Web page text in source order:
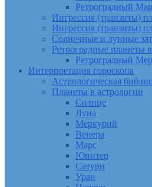
Ретроградный
Ингрессия (транзиты)
Ингрессия (транзиты)
Солнечные и лунные
Ретроградные планеты
Ретроградный
Интерпретация гороскопа
Астрологическая
Планеты в астрологии
Солнце
Луна
Меркурий
Венера
Марс
Юпитер
Сатурн
Уран